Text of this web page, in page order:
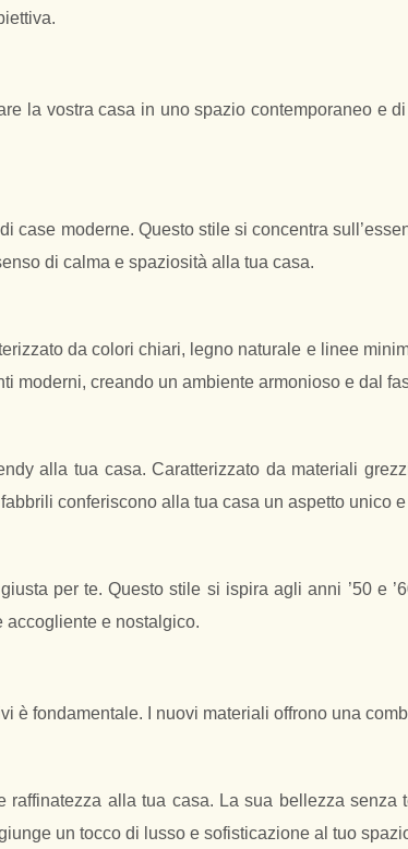
la vostra casa in uno spazio contemporaneo e
case moderne. Questo stile si concentra
di calma e spaziosità alla tua casa.
da colori chiari, legno naturale e linee
moderni, creando un ambiente armonioso e dal
alla tua casa. Caratterizzato da materiali
conferiscono alla tua casa un aspetto unico
per te. Questo stile si ispira agli anni ’50 e
accogliente e nostalgico.
è fondamentale. I nuovi materiali offrono una
alla tua casa. La sua bellezza
un tocco di lusso e sofisticazione al tuo